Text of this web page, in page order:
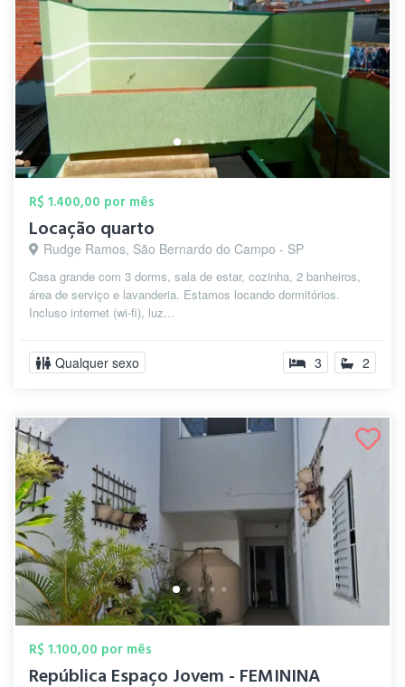
R$ 1.400,00 por mês
Locação quarto
Rudge Ramos, São Bernardo do Campo - SP
Casa grande com 3 dorms, sala de estar, cozinha, 2 banheiros,
área de serviço e lavanderia. Estamos locando dormitórios.
Incluso internet (wi-fi), luz...
Qualquer sexo 3 2
R$ 1.100,00 por mês
República Espaço Jovem - FEMININA